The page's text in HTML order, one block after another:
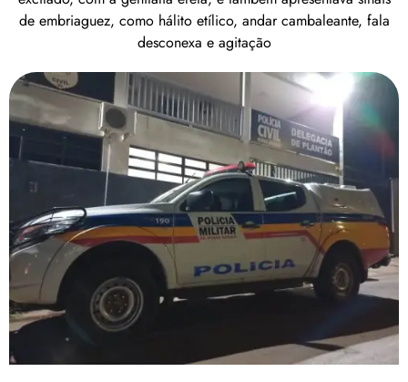
de embriaguez, como hálito etílico, andar cambaleante, fala
desconexa e agitação